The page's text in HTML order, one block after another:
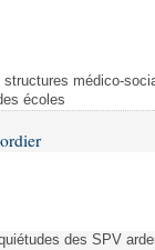
médico-
écoles
des SPV